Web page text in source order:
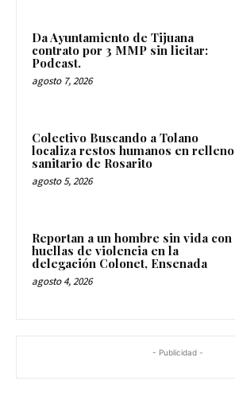
Da Ayuntamiento de Tijuana
contrato por 3 MMP sin licitar:
Podcast.
agosto 7, 2026
Colectivo Buscando a Tolano
localiza restos humanos en relleno
sanitario de Rosarito
agosto 5, 2026
Reportan a un hombre sin vida con
huellas de violencia en la
delegación Colonet, Ensenada
agosto 4, 2026
- Publicidad -